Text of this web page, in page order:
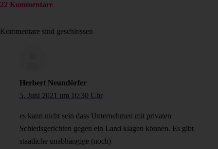
22 Kommentare
Kommentare sind geschlossen
Herbert Neundörfer
5. Juni 2021 um 10:30 Uhr
es kann nicht sein dass Unternehmen mit privaten
Schiedsgerichten gegen ein Land klagen können. Es gibt
staatliche unabhängige (noch)